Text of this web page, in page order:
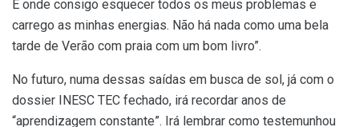
É onde consigo esquecer todos os meus problemas e
carrego as minhas energias. Não há nada como uma bela
tarde de Verão com praia com um bom livro”.
No futuro, numa dessas saídas em busca de sol, já com o
dossier INESC TEC fechado, irá recordar anos de
“aprendizagem constante”. Irá lembrar como testemunhou